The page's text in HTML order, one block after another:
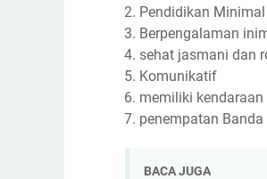
Pendidikan
Berpengalaman
sehat jasmani dan
Komunikatif
memiliki
penempatan Banda
BACA JUGA